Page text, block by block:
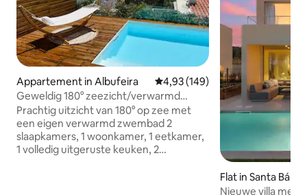
Appartement in Albufeira Gemiddelde beoordeling van
4,93 (149)
Geweldig 180° zeezicht/verwarmd
privézwembad
Prachtig uitzicht van 180° op zee met
een eigen verwarmd zwembad 2
slaapkamers, 1 woonkamer, 1 eetkamer,
1 volledig uitgeruste keuken, 2
Flat in Santa
e
Nieuwe villa met